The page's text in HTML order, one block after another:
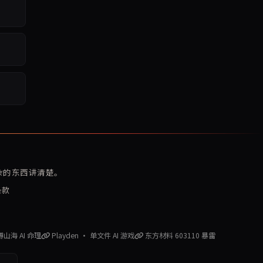
东西讲清楚。
海 AI 命理 Playden · 单文件 AI 游戏 东方材料 603110 暴雷